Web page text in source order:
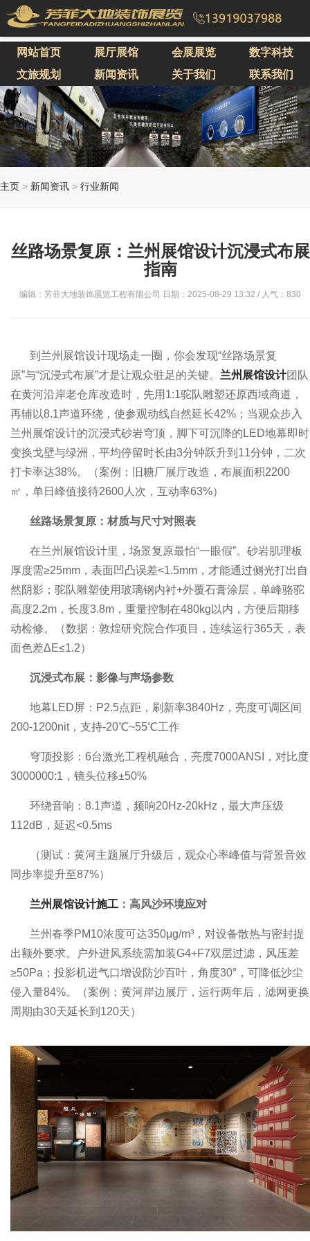
网站首页 展厅展馆 会展展览
数字科技
文旅规划
新闻资讯 关于我们 联系我们
主页 > 新闻资讯 > 行业新闻
丝路场景复原：兰州展馆设计沉浸式布展
指南
编辑：芳菲大地装饰展览工程有限公司 日期：2025-08-29 13:32 / 人气： 830
到兰州展馆设计现场走一圈，你会发现“丝路场景复
原”与“沉浸式布展”才是让观众驻足的关键。 兰州展馆设计团队
在黄河沿岸老仓库改造时，先用1:1驼队雕塑还原西域商道，
再辅以8.1声道环绕，使参观动线自然延长42%；当观众步入
兰州展馆设计的沉浸式砂岩穹顶，脚下可沉降的LED地幕即时
变换戈壁与绿洲，平均停留时长由3分钟跃升到11分钟，二次
打卡率达38%。（案例：旧糖厂展厅改造，布展面积2200
㎡，单日峰值接待2600人次，互动率63%）
丝路场景复原：材质与尺寸对照表
在兰州展馆设计里，场景复原最怕“一眼假”。砂岩肌理板
厚度需≥25mm，表面凹凸误差<1.5mm，才能通过侧光打出自
然阴影；驼队雕塑使用玻璃钢内衬+外覆石膏涂层，单峰骆驼
高度2.2m，长度3.8m，重量控制在480kg以内，方便后期移
动检修。（数据：敦煌研究院合作项目，连续运行365天，表
面色差ΔE≤1.2）
沉浸式布展：影像与声场参数
地幕LED屏：P2.5点距，刷新率3840Hz，亮度可调区间
200-1200nit，支持-20℃~55℃工作
穹顶投影：6台激光工程机融合，亮度7000ANSI，对比度
3000000:1，镜头位移±50%
环绕音响：8.1声道，频响20Hz-20kHz，最大声压级
112dB，延迟<0.5ms
（测试：黄河主题展厅升级后，观众心率峰值与背景音效
同步率提升至87%）
兰州展馆设计施工 ：高风沙环境应对
兰州春季PM10浓度可达350μg/m³，对设备散热与密封提
出额外要求。户外进风系统需加装G4+F7双层过滤，风压差
≥50Pa；投影机进气口增设防沙百叶，角度30°，可降低沙尘
侵入量84%。（案例：黄河岸边展厅，运行两年后，滤网更换
周期由30天延长到120天）